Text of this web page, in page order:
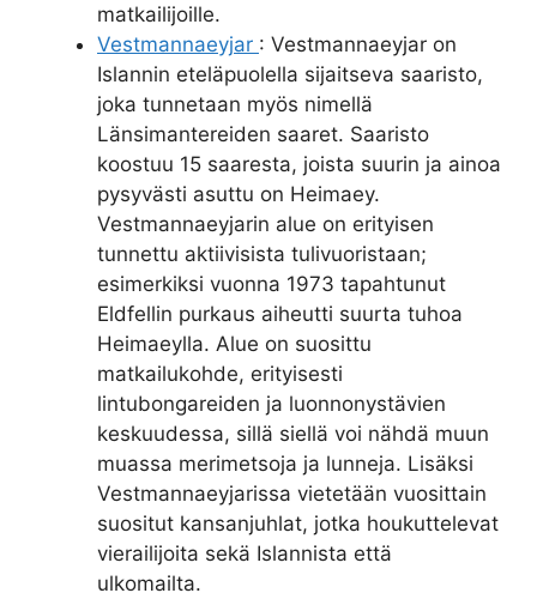
matkailijoille.
Vestmannaeyjar : Vestmannaeyjar on
Islannin eteläpuolella sijaitseva saaristo,
joka tunnetaan myös nimellä
Länsimantereiden saaret. Saaristo
koostuu 15 saaresta, joista suurin ja ainoa
pysyvästi asuttu on Heimaey.
Vestmannaeyjarin alue on erityisen
tunnettu aktiivisista tulivuoristaan;
esimerkiksi vuonna 1973 tapahtunut
Eldfellin purkaus aiheutti suurta tuhoa
Heimaeylla. Alue on suosittu
matkailukohde, erityisesti
lintubongareiden ja luonnonystävien
keskuudessa, sillä siellä voi nähdä muun
muassa merimetsoja ja lunneja. Lisäksi
Vestmannaeyjarissa vietetään vuosittain
suositut kansanjuhlat, jotka houkuttelevat
vierailijoita sekä Islannista että
ulkomailta.